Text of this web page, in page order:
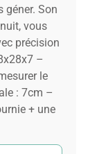
géner. Son
vous
précision
–
le
: 7cm –
+ une